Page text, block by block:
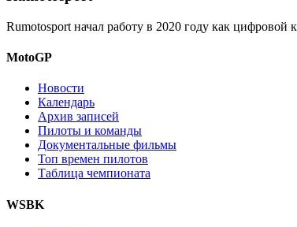
Rumotosport начал работу в 2020 году как
MotoGP
Новости
Календарь
Архив записей
Пилоты и команды
Документальные фильмы
Топ времен пилотов
Таблица чемпионата
WSBK